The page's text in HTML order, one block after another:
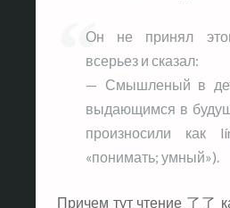
Он не принял
всерьез и сказал:
— Смышленый в
выдающимся в
произносили как
«понимать; умный»).
Причем тут чтение 了了